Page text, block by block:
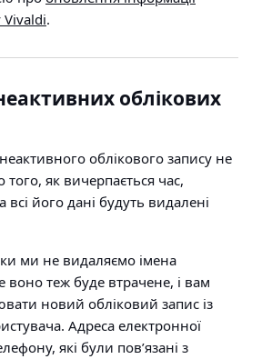
Vivaldi.
облікових
облікового запису не
того, як вичерпається час,
всі його дані будуть видалені
ми не видаляємо імена
воно теж буде втрачене, і вам
новий обліковий запис із
Адреса електронної
які були пов’язані з